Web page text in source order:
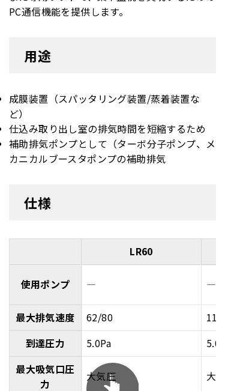
PC通信機能を提供します。
用途
成膜装置（スパッタリング装置/蒸着装置な
ど）
仕込み取り出し室の排気時間を短縮するため
補助排気ポンプとして（ターボ分子ポンプ、メ
カニカルブースタポンプの補助排気
仕様
LR60
使用ポンプ ― ―
最大排気速度 62/80
到達圧力
5.0Pa
5.0Pa
最大吸気口圧
力
大気圧 大気